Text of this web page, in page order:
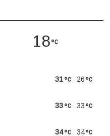
18
26
31
33
33
34
34